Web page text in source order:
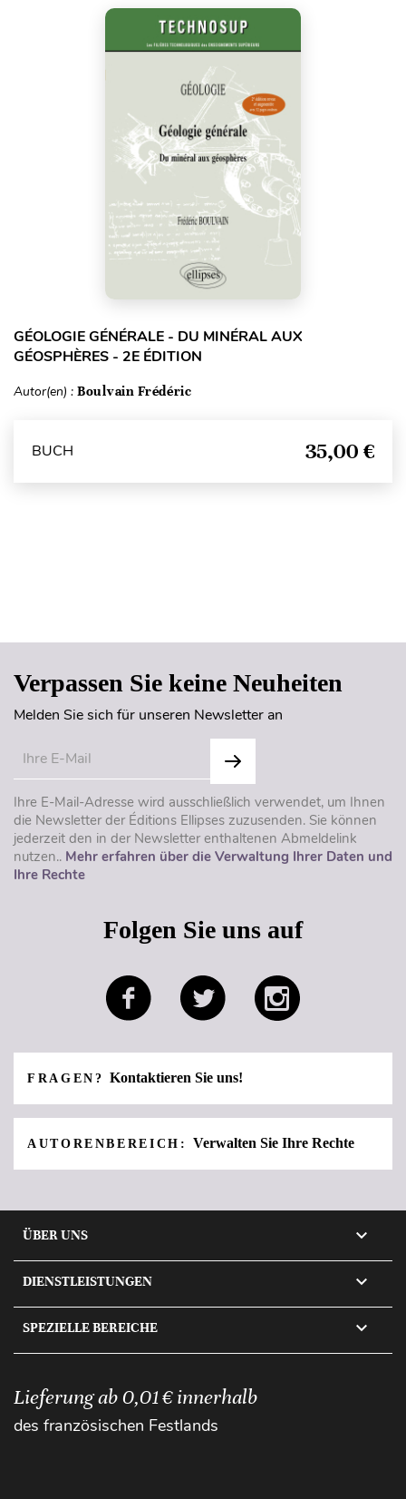
GÉOLOGIE GÉNÉRALE - DU MINÉRAL AUX
GÉOSPHÈRES - 2E ÉDITION
Autor(en) : Boulvain Frédéric
BUCH 35,00 €
Verpassen Sie keine Neuheiten
Melden Sie sich für unseren Newsletter an
Ihre E-Mail-Adresse wird ausschließlich verwendet, um Ihnen
die Newsletter der Éditions Ellipses zuzusenden. Sie können
jederzeit den in der Newsletter enthaltenen Abmeldelink
nutzen.. Mehr erfahren über die Verwaltung Ihrer Daten und
Ihre Rechte
Folgen Sie uns auf
FRAGEN? Kontaktieren Sie uns!
AUTORENBEREICH: Verwalten Sie Ihre Rechte
ÜBER UNS 
DIENSTLEISTUNGEN 
SPEZIELLE BEREICHE 
Lieferung ab 0,01 € innerhalb
des französischen Festlands